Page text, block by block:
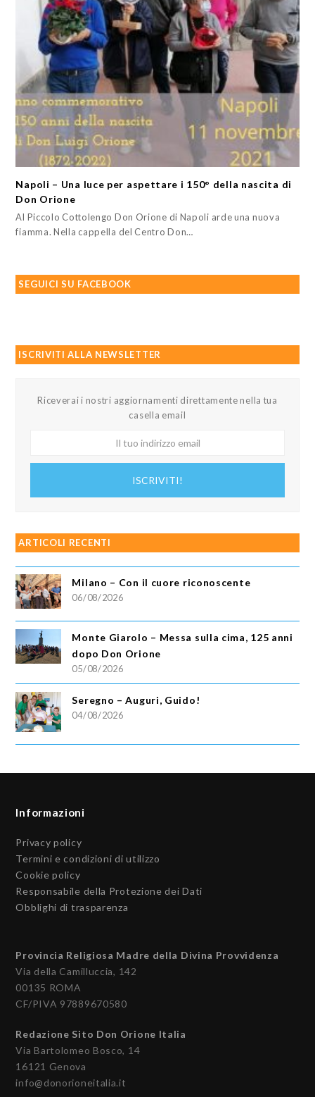
Napoli – Una luce per aspettare i 150° della nascita di
Don Orione
Al Piccolo Cottolengo Don Orione di Napoli arde una nuova
fiamma. Nella cappella del Centro Don…
SEGUICI SU FACEBOOK
ISCRIVITI ALLA NEWSLETTER
Riceverai i nostri aggiornamenti direttamente nella tua
casella email
ISCRIVITI!
ARTICOLI RECENTI
Milano – Con il cuore riconoscente
06/08/2026
Monte Giarolo – Messa sulla cima, 125 anni
dopo Don Orione
05/08/2026
Seregno – Auguri, Guido!
04/08/2026
Informazioni
Privacy policy
Termini e condizioni di utilizzo
Cookie policy
Responsabile della Protezione dei Dati
Obblighi di trasparenza
Provincia Religiosa Madre della Divina Provvidenza
Via della Camilluccia, 142
00135 ROMA
CF/PIVA 97889670580
Redazione Sito Don Orione Italia
Via Bartolomeo Bosco, 14
16121 Genova
info@donorioneitalia.it